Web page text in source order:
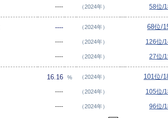
---- （2024年） 58位/
---- （2024年） 68位/
---- （2024年） 126位/
---- （2024年） 27位/
16.16 % （2024年） 101位/
---- （2024年） 105位/
---- （2024年） 96位/